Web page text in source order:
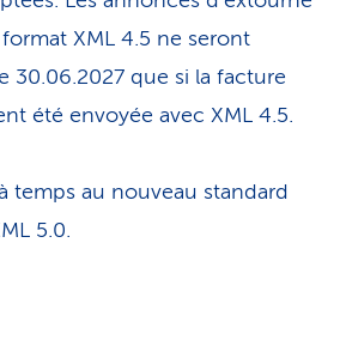
XML 4.5 ne seront
30.06.2027 que si la facture
été envoyée avec XML 4.5.
temps au nouveau standard
5.0.